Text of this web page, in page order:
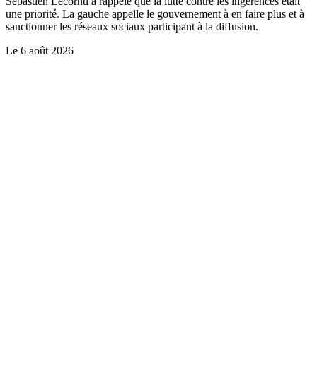
une priorité. La gauche appelle le gouvernement à en faire plus et à
sanctionner les réseaux sociaux participant à la diffusion.
Le 6 août 2026